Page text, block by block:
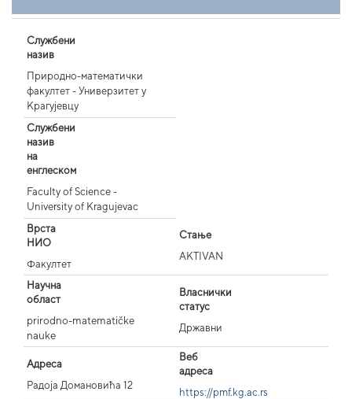
Службени
назив
Природно-математички
факултет - Универзитет у
Крагујевцу
Службени
назив
на
енглеском
Faculty of Science -
University of Kragujevac
Врста
НИО
Факултет
Стање
AKTIVAN
Научна
област
prirodno-matematičke
nauke
Власнички
статус
Државни
Адреса
Радоја Домановића 12
Веб
адреса
https://pmf.kg.ac.rs